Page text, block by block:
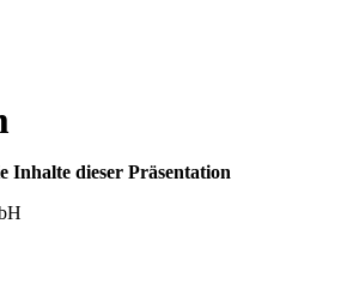
dieser Präsentation